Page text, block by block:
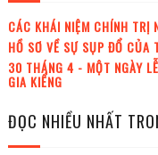
CÁC KHÁI NIỆM CHÍNH TRỊ
HỒ SƠ VỀ SỰ SỤP ĐỔ CỦA
30 THÁNG 4 - MỘT NGÀY
GIA KIỂNG
ĐỌC NHIỀU NHẤT